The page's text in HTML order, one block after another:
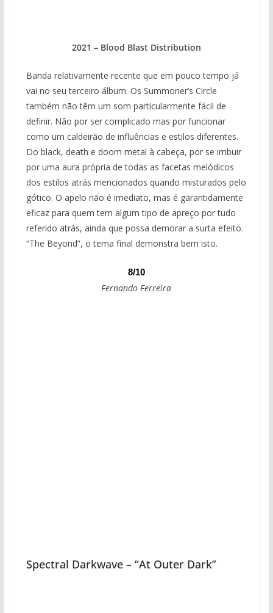
2021 – Blood Blast Distribution
Banda relativamente recente que em pouco tempo já
vai no seu terceiro álbum. Os Summoner’s Circle
também não têm um som particularmente fácil de
definir. Não por ser complicado mas por funcionar
como um caldeirão de influências e estilos diferentes.
Do black, death e doom metal à cabeça, por se imbuir
por uma aura própria de todas as facetas melódicos
dos estilos atrás mencionados quando misturados pelo
gótico. O apelo não é imediato, mas é garantidamente
eficaz para quem tem algum tipo de apreço por tudo
referido atrás, ainda que possa demorar a surta efeito.
“The Beyond”, o tema final demonstra bem isto.
8/10
Fernando Ferreira
Spectral Darkwave – “At Outer Dark”